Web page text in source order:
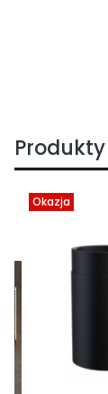
Okazja